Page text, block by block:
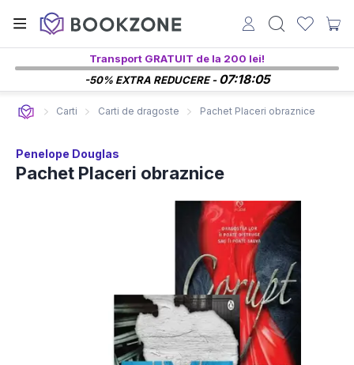
Transport GRATUIT de la 200 lei!
-50% EXTRA REDUCERE -07:18:04
Carti Carti de dragoste Pachet Placeri obraznice
Penelope Douglas
Pachet Placeri obraznice